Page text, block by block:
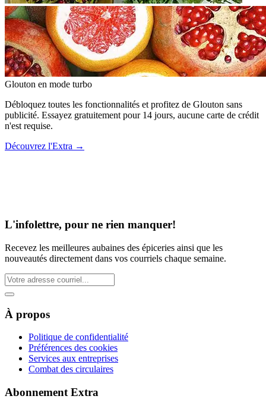
Glouton en mode turbo
Débloquez toutes les fonctionnalités et profitez de Glouton sans
publicité. Essayez gratuitement pour 14 jours, aucune carte de crédit
n'est requise.
Découvrez l'Extra →
L'infolettre, pour ne rien manquer!
Recevez les meilleures aubaines des épiceries ainsi que les
nouveautés directement dans vos courriels chaque semaine.
À propos
Politique de confidentialité
Préférences des cookies
Services aux entreprises
Combat des circulaires
Abonnement Extra